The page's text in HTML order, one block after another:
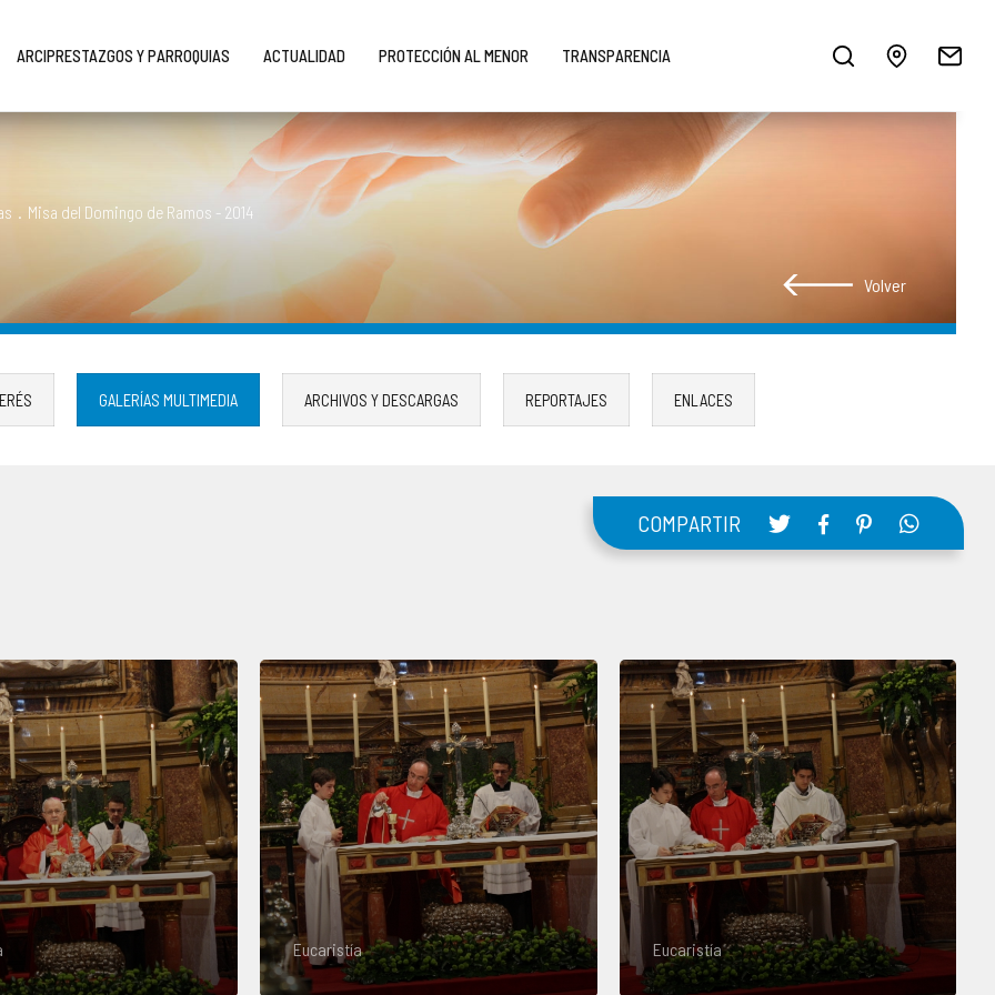
ARCIPRESTAZGOS Y PARROQUIAS ACTUALIDAD PROTECCIÓN AL MENOR TRANSPARENCIA
. Misa del Domingo de Ramos - 2014
Volver
GALERÍAS MULTIMEDIA ARCHIVOS Y DESCARGAS REPORTAJES ENLACES
COMPARTIR
Eucaristía Eucaristía